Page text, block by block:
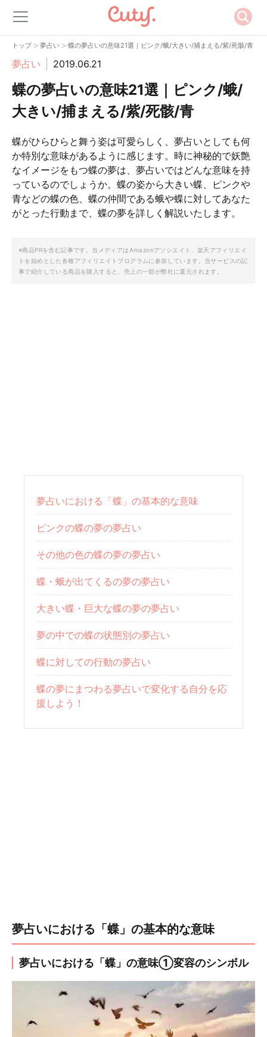
トップ > 夢占い > 蝶の夢占いの意味21選｜ピンク/蛾/大きい/捕まえる/紫/死骸/青
夢占い 2019.06.21
蝶の夢占いの意味21選｜ピンク/蛾/
大きい/捕まえる/紫/死骸/青
蝶がひらひらと舞う姿は可愛らしく、夢占いとしても何
か特別な意味があるように感じます。時に神秘的で妖艶
なイメージをもつ蝶の夢は、夢占いではどんな意味を持
っているのでしょうか。蝶の姿から大きい蝶、ピンクや
青などの蝶の色、蝶の仲間である蛾や蝶に対してあなた
がとった行動まで、蝶の夢を詳しく解説いたします。
※商品PRを含む記事です。当メディアはAmazonアソシエイト、楽天アフィリエイ
トを始めとした各種アフィリエイトプログラムに参加しています。当サービスの記
事で紹介している商品を購入すると、売上の一部が弊社に還元されます。
夢占いにおける「蝶」の基本的な意味
ピンクの蝶の夢の夢占い
その他の色の蝶の夢の夢占い
蝶・蛾が出てくるの夢の夢占い
大きい蝶・巨大な蝶の夢の夢占い
夢の中での蝶の状態別の夢占い
蝶に対しての行動の夢占い
蝶の夢にまつわる夢占いで変化する自分を応
援しよう！
夢占いにおける「蝶」の基本的な意味
夢占いにおける「蝶」の意味①変容のシンボル